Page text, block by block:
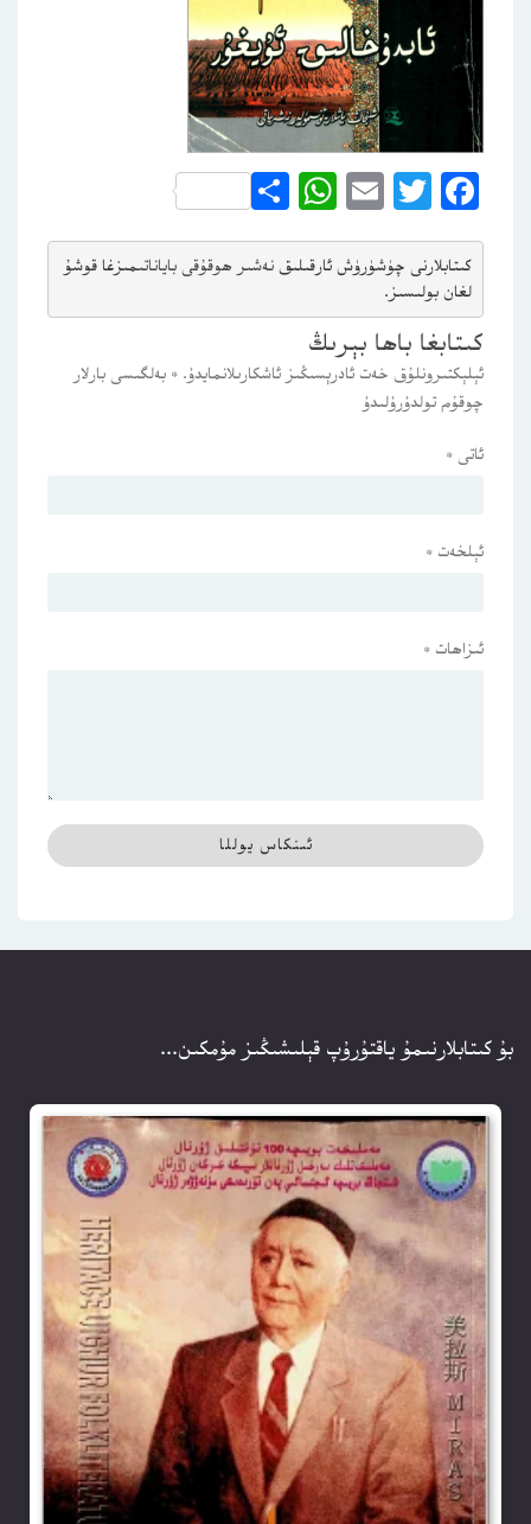
Facebook
Twitter
Email
WhatsApp
Share
كىتابلارنى چۈشۈرۈش ئارقىلىق نەشىر ھوقۇقى باياناتىمىزغا قوشۇ
لغان بولىسىز.
كىتابغا باھا بېرىڭ
ئېلېكتىرونلۇق خەت ئادرېسىڭىز ئاشكارىلانمايدۇ. * بەلگىسى بارلار
چوقۇم تولدۇرۇلىدۇ
ئاتى *
ئېلخەت *
ئىزاھات *
بۇ كىتابلارنىمۇ ياقتۇرۇپ قېلىشىڭىز مۇمكىن...